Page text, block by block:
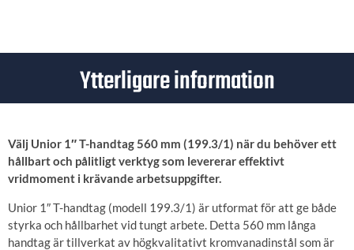
Ytterligare information
Välj Unior 1″ T-handtag 560 mm (199.3/1) när du behöver ett
hållbart och pålitligt verktyg som levererar effektivt
vridmoment i krävande arbetsuppgifter.
Unior 1″ T-handtag (modell 199.3/1) är utformat för att ge både
styrka och hållbarhet vid tungt arbete. Detta 560 mm långa
handtag är tillverkat av högkvalitativt kromvanadinstål som är